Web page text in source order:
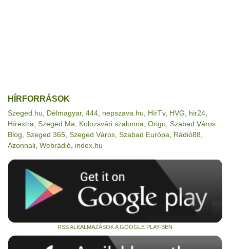
HÍRFORRÁSOK
Szeged.hu Délmagyar, 444 nepszava.hu HírTv, HVG hir24
Hírextra Szeged Ma Kolozsvári szalonna Origo Szabad Város
Blog Szeged 365 Szeged Város Szabad Európa Rádió88
Azonnali Webrádió index.hu
RSS ALKALMAZÁSOK A GOOGLE PLAY-BEN